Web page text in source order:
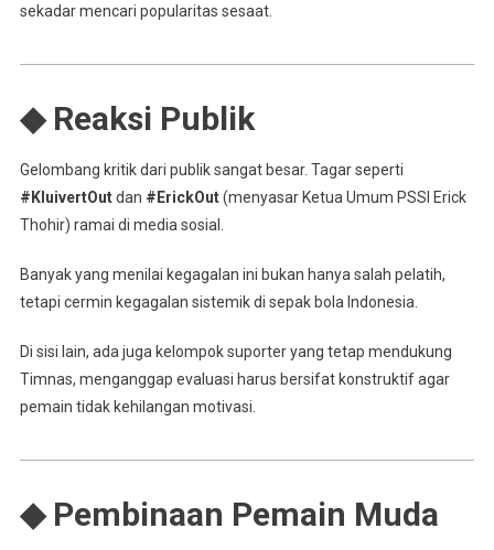
sekadar mencari popularitas sesaat.
◆ Reaksi Publik
Gelombang kritik dari publik sangat besar. Tagar seperti
#KluivertOutdan #ErickOut(menyasar Ketua Umum PSSI Erick
Thohir) ramai di media sosial.
Banyak yang menilai kegagalan ini bukan hanya salah pelatih,
tetapi cermin kegagalan sistemik di sepak bola Indonesia.
Di sisi lain, ada juga kelompok suporter yang tetap mendukung
Timnas, menganggap evaluasi harus bersifat konstruktif agar
pemain tidak kehilangan motivasi.
◆ Pembinaan Pemain Muda